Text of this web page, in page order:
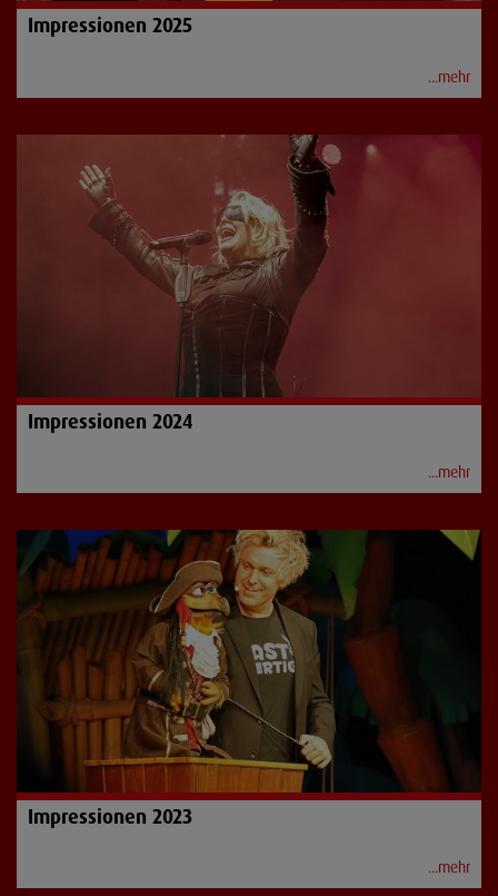
Impressionen 2025
...mehr
Impressionen 2024
...mehr
Impressionen 2023
...mehr